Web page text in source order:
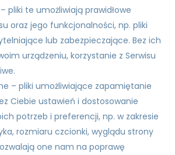
pliki te umożliwiają prawidłowe
oraz jego funkcjonalności, np. pliki
lub zabezpieczające. Bez ich
urządzeniu, korzystanie z Serwisu
– pliki umożliwiające zapamiętanie
Ciebie ustawień i dostosowanie
potrzeb i preferencji, np. w zakresie
rozmiaru czcionki, wyglądu strony
one nam na poprawę